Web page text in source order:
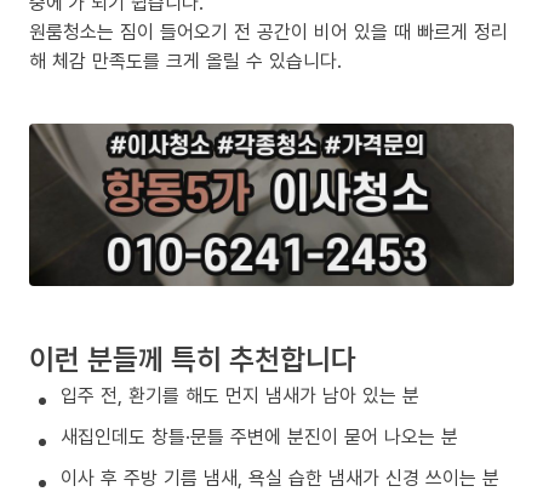
원룸청소는 짐이 들어오기 전 공간이 비어 있을 때 빠르게 정리
해 체감 만족도를 크게 올릴 수 있습니다.
이런 분들께 특히 추천합니다
입주 전, 환기를 해도 먼지 냄새가 남아 있는 분
새집인데도 창틀·문틀 주변에 분진이 묻어 나오는 분
이사 후 주방 기름 냄새, 욕실 습한 냄새가 신경 쓰이는 분